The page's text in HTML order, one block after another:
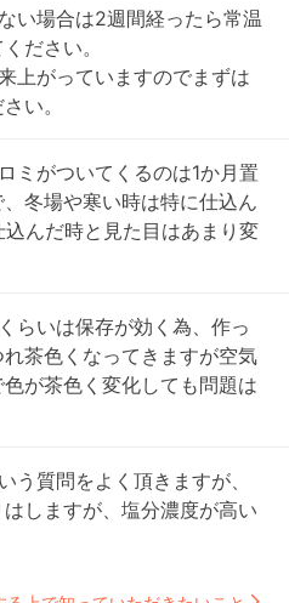
い場合は2週間経ったら常温
ださい。
上がっていますのでまずは
い。
ミがついてくるのは1か月置
冬場や寒い時は特に仕込ん
んだ時と見た目はあまり変
らいは保存が効く為、作っ
茶色くなってきますが空気
が茶色く変化しても問題は
う質問をよく頂きますが、
しますが、塩分濃度が高い